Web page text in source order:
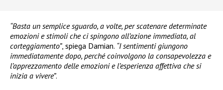
“Basta un semplice sguardo, a volte, per scatenare determinate
emozioni e stimoli che ci spingono all’azione immediata, al
corteggiamento”, spiega Damian. “I sentimenti giungono
immediatamente dopo, perché coinvolgono la consapevolezza e
l’apprezzamento delle emozioni e l’esperienza affettiva che si
inizia a vivere”.